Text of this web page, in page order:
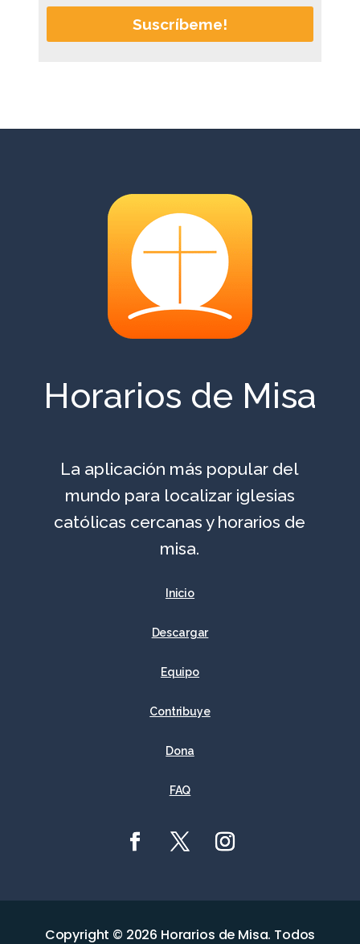
Suscríbeme!
Horarios de Misa
La aplicación más popular del
mundo para localizar iglesias
católicas cercanas y horarios de
misa.
Inicio
Descargar
Equipo
Contribuye
Dona
FAQ
Copyright © 2026 Horarios de Misa. Todos